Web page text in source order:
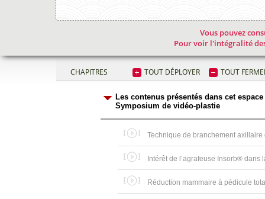
Vous pouvez
Pour voir l'intégralité
CHAPITRES TOUT DÉPLOYER TOUT
Les contenus présentés dans cet
Symposium de vidéo-plastie
Technique de branchement
Intérêt de l’agrafeuse Insorb®
Réduction mammaire à pédicule